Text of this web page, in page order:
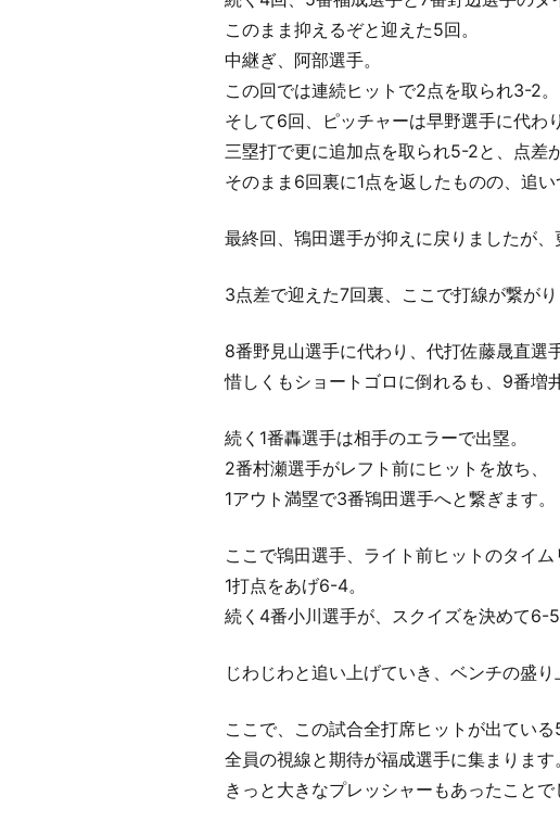
このまま抑えるぞと迎えた5回。
中継ぎ、阿部選手。
この回では連続ヒットで2点を取られ3-2。
そして6回、ピッチャーは早野選手に代わ
三塁打で更に追加点を取られ5-2と、点差
そのまま6回裏に1点を返したものの、追
最終回、鴇田選手が抑えに戻りましたが
3点差で迎えた7回裏、ここで打線が繋がり
8番野見山選手に代わり、代打佐藤晟直選手
惜しくもショートゴロに倒れるも、9番増
続く1番轟選手は相手のエラーで出塁。
2番村瀬選手がレフト前にヒットを放ち、
1アウト満塁で3番鴇田選手へと繋ぎます。
ここで鴇田選手、ライト前ヒットのタイム
1打点をあげ6-4。
続く4番小川選手が、スクイズを決めて6-5
じわじわと追い上げていき、ベンチの盛り
ここで、この試合全打席ヒットが出ている
全員の視線と期待が福成選手に集まります。
きっと大きなプレッシャーもあったことで